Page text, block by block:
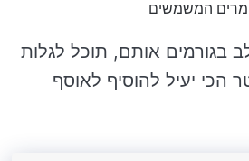
המשמשים
בגורמים אותם, תוכל לגלות
יעיל להוסיף לאוסף